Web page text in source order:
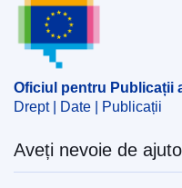
Released on EU
Oficiul pentru Publicații
Drept | Date | Publicații
Aveți nevoie de